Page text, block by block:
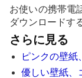
お使いの携帯電
ダウンロードす
さらに見る
ピンクの壁紙
優しい壁紙、